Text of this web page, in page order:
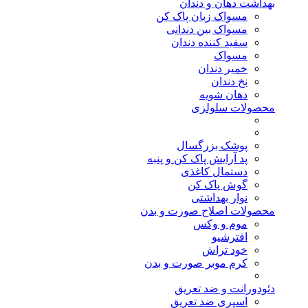
بهداشت دهان و دندان
مسواک زبان پاک کن
مسواک بین دندانی
سفید کننده دندان
مسواک
خمیر دندان
نخ دندان
دهان شویه
محصولات سلولزی
پوشک بزرگسال
پد آرایش پاک کن و پنبه
دستمال کاغذی
گوش پاک کن
نوار بهداشتی
محصولات اصلاح صورت و بدن
موم و وکس
افترشیو
خود تراش
کرم موبر صورت و بدن
دئودورانت و ضد تعریق
اسپری ضد تعریق